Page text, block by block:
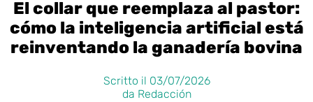
El collar que reemplaza al pastor:
cómo la inteligencia artificial está
reinventando la ganadería bovina
Scritto il 03/07/2026
da Redacción